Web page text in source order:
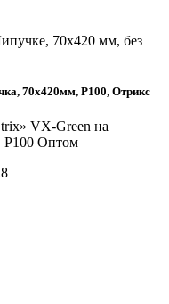
70x420 мм, без
70x420мм, P100, Отрикс
VX-Green на
P100 Оптом